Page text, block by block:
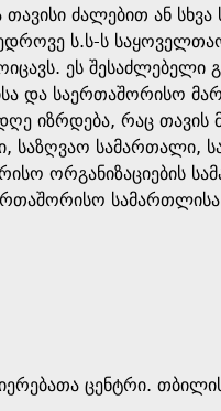
ძალებით ან სხვა
ს.ს-ს საყოველთაო
ეს
და საერთაშორისო
იზრდება, რაც თავის
საზღვაო სამართალი,
ორგანიზაციების
ცენტრი.